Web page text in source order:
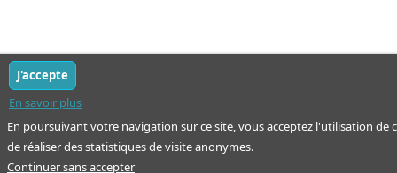
En poursuivant votre navigation sur ce site, vous acceptez l'utilisation de
de réaliser des statistiques de visite anonymes.
En savoir plus
J'accepte
Continuer sans accepter